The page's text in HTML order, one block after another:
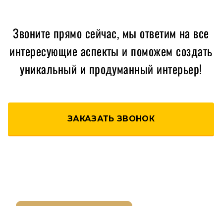
Звоните прямо сейчас, мы ответим на все
интересующие аспекты и поможем создать
уникальный и продуманный интерьер!
ЗАКАЗАТЬ ЗВОНОК